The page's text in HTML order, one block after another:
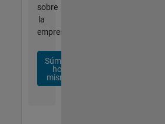
sobre
la
empresa.
Súmese
hoy
mismo